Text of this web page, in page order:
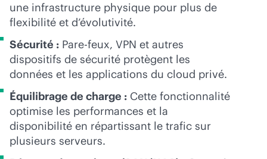
une infrastructure physique pour plus de
flexibilité et d’évolutivité.
Sécurité : Pare-feux, VPN et autres
dispositifs de sécurité protègent les
données et les applications du cloud privé.
Équilibrage de charge : Cette fonctionnalité
optimise les performances et la
disponibilité en répartissant le trafic sur
plusieurs serveurs.